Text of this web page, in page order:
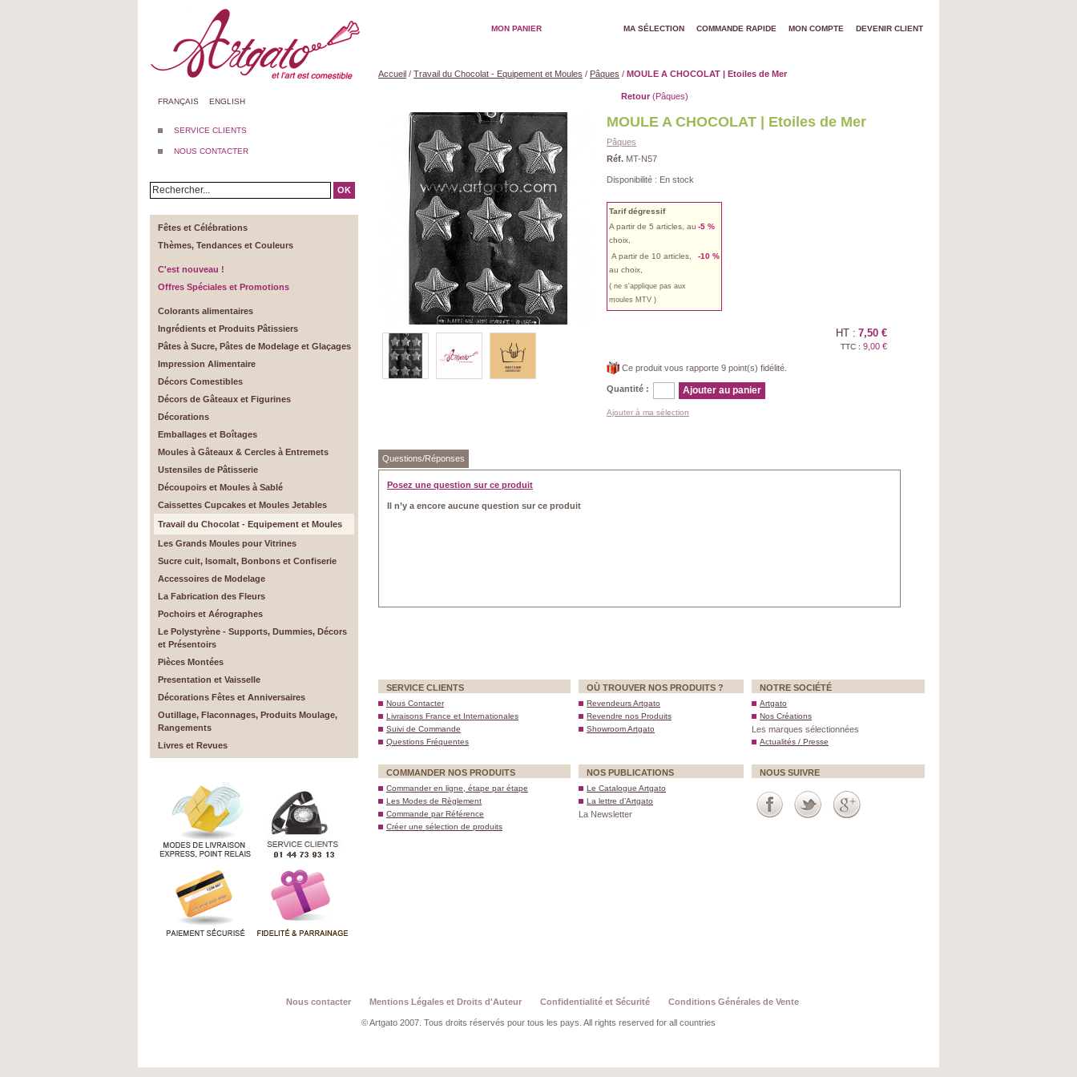
FRANÇAIS ENGLISH
SERVICE CLIENTS
NOUS CONTACTER
OK
Fêtes et Célébrations
Thèmes, Tendances et Couleurs
C'est nouveau !
Offres Spéciales et Promotions
Colorants alimentaires
Ingrédients et Produits Pâtissiers
Pâtes à Sucre, Pâtes de Modelage et Glaçages
Impression Alimentaire
Décors Comestibles
Décors de Gâteaux et Figurines
Décorations
Emballages et Boîtages
Moules à Gâteaux & Cercles à Entremets
Ustensiles de Pâtisserie
Découpoirs et Moules à Sablé
Caissettes Cupcakes et Moules Jetables
Travail du Chocolat - Equipement et Moules
Les Grands Moules pour Vitrines
Sucre cuit, Isomalt, Bonbons et Confiserie
Accessoires de Modelage
La Fabrication des Fleurs
Pochoirs et Aérographes
Le Polystyrène - Supports, Dummies, Décors
et Présentoirs
Pièces Montées
Presentation et Vaisselle
Décorations Fêtes et Anniversaires
Outillage, Flaconnages, Produits Moulage,
Rangements
Livres et Revues
MON PANIER MA SÉLECTION COMMANDE RAPIDE MON COMPTE DEVENIR CLIENT
Accueil / Travail du Chocolat - Equipement et Moules / Pâques / MOULE A CHOCOLAT | Etoiles de Mer
Retour (Pâques)
MOULE A CHOCOLAT | Etoiles de Mer
Pâques
Réf. MT-N57
Disponibilité : En stock
Tarif dégressif
A partir de 5 articles, au
choix,
-5 %
A partir de 10 articles,
au choix,
-10 %
( ne s'applique pas aux
moules MTV )
HT : 7,50 €
TTC : 9,00 €
Ce produit vous rapporte 9 point(s) fidélité.
Quantité : Ajouter au panier
Ajouter à ma sélection
Questions/Réponses
Posez une question sur ce produit
Il n’y a encore aucune question sur ce produit
SERVICE CLIENTS
Nous Contacter
Livraisons France et Internationales
Suivi de Commande
Questions Fréquentes
OÙ TROUVER NOS PRODUITS ?
Revendeurs Artgato
Revendre nos Produits
Showroom Artgato
NOTRE SOCIÉTÉ
Artgato
Nos Créations
Les marques sélectionnées
Actualités / Presse
COMMANDER NOS PRODUITS
Commander en ligne, étape par étape
Les Modes de Règlement
Commande par Référence
Créer une sélection de produits
NOS PUBLICATIONS
Le Catalogue Artgato
La lettre d’Artgato
La Newsletter
NOUS SUIVRE
Nous contacter Mentions Légales et Droits d'Auteur Confidentialité et Sécurité Conditions Générales de Vente
© Artgato 2007. Tous droits réservés pour tous les pays. All rights reserved for all countries